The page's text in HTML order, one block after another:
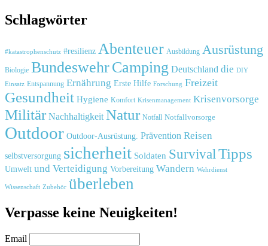
Schlagwörter
#katastrophenschutz #resilienz Abenteuer Ausbildung Ausrüstung
Biologie BundeswehrCamping Deutschland die DIY
Einsatz Entspannung Ernährung Erste Hilfe Forschung Freizeit
Gesundheit Hygiene Komfort Krisenmanagement Krisenvorsorge
Militär Nachhaltigkeit Natur Notfall Notfallvorsorge
Outdoor Outdoor-Ausrüstung. Prävention Reisen
selbstversorgung sicherheit Soldaten Survival Tipps
Umwelt und Verteidigung Vorbereitung Wandern Wehrdienst
Wissenschaft Zubehör überleben
Verpasse keine Neuigkeiten!
Email